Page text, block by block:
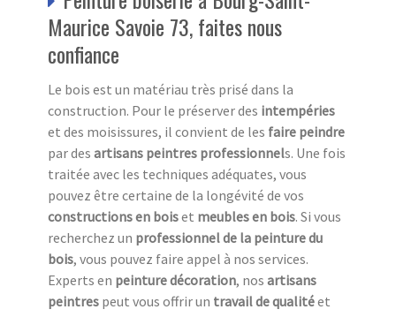
Maurice Savoie 73, faites nous
confiance
Le bois est un matériau très prisé dans la
construction. Pour le préserver des intempéries
et des moisissures, il convient de les faire peindre
par des artisans peintres professionnels. Une fois
traitée avec les techniques adéquates, vous
pouvez être certaine de la longévité de vos
constructions en boiset meubles en bois. Si vous
recherchez un professionnel de la peinture du
bois, vous pouvez faire appel à nos services.
Experts en peinture décoration, nos artisans
peintres peut vous offrir un travail de qualitéet